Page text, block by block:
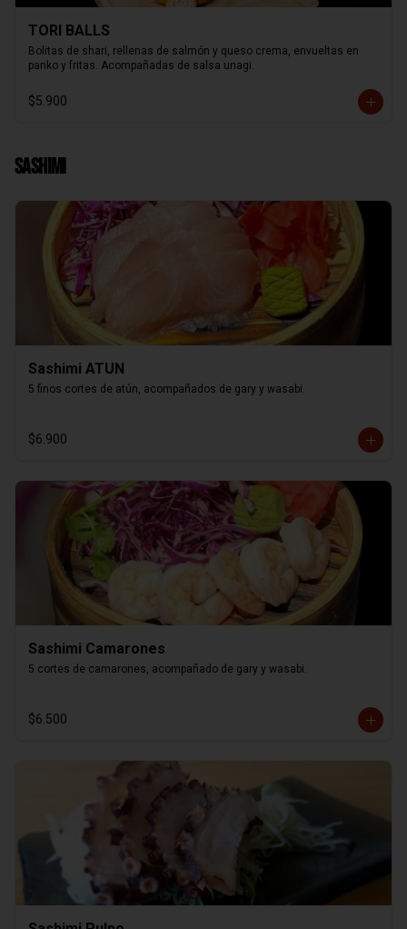
TORI BALLS
Bolitas de shari, rellenas de salmón y queso crema, envueltas en
panko y fritas. Acompañadas de salsa unagi.
$5.900
Sashimi
Sashimi ATUN
5 finos cortes de atún, acompañados de gary y wasabi.
$6.900
Sashimi Camarones
5 cortes de camarones, acompañado de gary y wasabi.
$6.500